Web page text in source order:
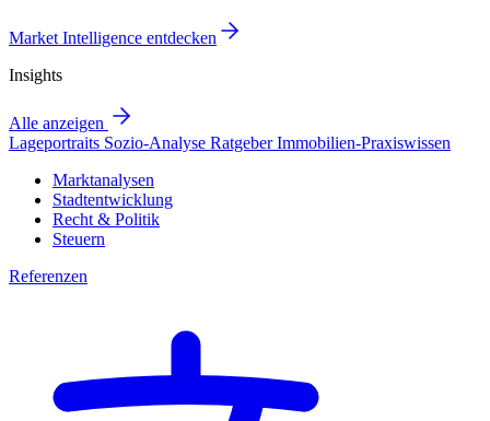
Market Intelligence entdecken
Insights
Alle anzeigen
Lageportraits Sozio-Analyse RatgeberImmobilien-Praxiswissen
Marktanalysen
Stadtentwicklung
Recht & Politik
Steuern
Referenzen